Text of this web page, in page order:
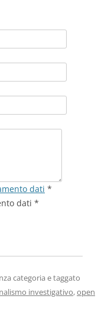
dati *
dati *
categoria e taggato
investigativo,open